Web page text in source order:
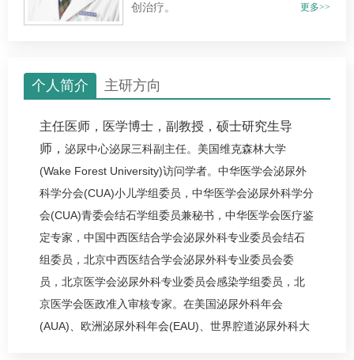
创治疗。
更多>>
个人简介 主研方向
主任医师，医学博士，副教授，硕士研究生导
师， 泌尿中心泌尿三科副主任。美国维克森林大学
(Wake Forest University)访问学者。中华医学会泌尿外
科学分会(CUA)小儿学组委员，中华医学会泌尿外科学分
会(CUA)青委会结石学组委员兼秘书，中华医学会医疗鉴
定专家，中国中西医结合学会泌尿外科专业委员会结石
组委员，北京中西医结合学会泌尿外科专业委员会委
员，北京医学会泌尿外科专业委员会感染学组委员，北
京医学会医政准入审核专家。在美国泌尿外科年会
(AUA)、欧洲泌尿外科年会(EAU)、世界腔道泌尿外科大